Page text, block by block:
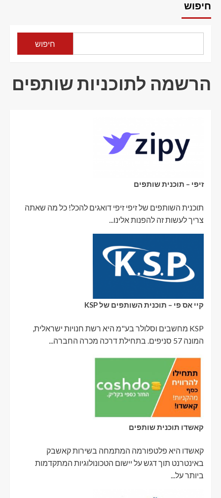
חיפוש
חיפוש
הרשמה לתוכניות שותפים
זיפי – תוכנית שותפים
תוכנית השותפים של זיפי זיפי דואגים להכל! כל מה שאתה
צריך לעשות זה להפנות אלינו...
קיי אס פי – תוכנית השותפים של KSP
KSP מחשבים וסלולר בע"מ היא רשת חנויות ישראלית,
המונה 57 סניפים. בתחילת דרכה מכרה החברה...
קאשדו תוכנית שותפים
קאשדו היא פלטפורמה המתמחה בשירות קאשבק
באינטרנט תוך דגש על יישום הטכונולוגיות המתקדמות
ביותר על...